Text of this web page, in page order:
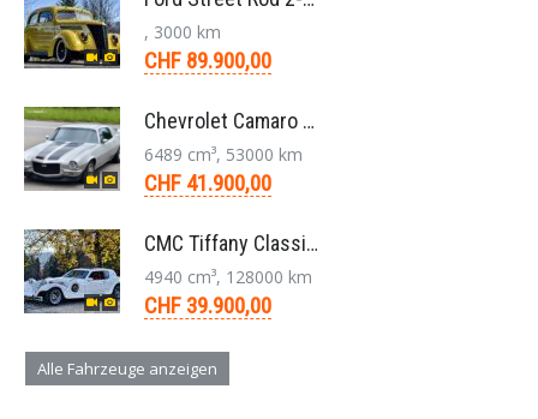
, 3000 km
CHF 89.900,00
Chevrolet Camaro SS 396 LS3 Coupe Aut. 1971
6489 cm³, 53000 km
CHF 41.900,00
CMC Tiffany Classic Coupé Neoklassiker 5.0 V8 1991
4940 cm³, 128000 km
CHF 39.900,00
Alle Fahrzeuge anzeigen